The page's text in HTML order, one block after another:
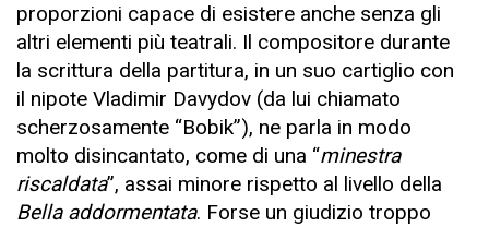
proporzioni capace di esistere anche senza gli
altri elementi più teatrali. Il compositore durante
la scrittura della partitura, in un suo cartiglio con
il nipote Vladimir Davydov (da lui chiamato
scherzosamente “Bobik”), ne parla in modo
molto disincantato, come di una “minestra
riscaldata”, assai minore rispetto al livello della
Bella addormentata. Forse un giudizio troppo